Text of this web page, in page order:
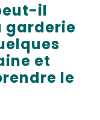
il
garderie
et
le